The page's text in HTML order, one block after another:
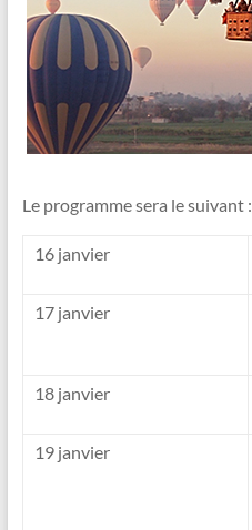
Le programme sera le suivant :
16 janvier
17 janvier
18 janvier
19 janvier